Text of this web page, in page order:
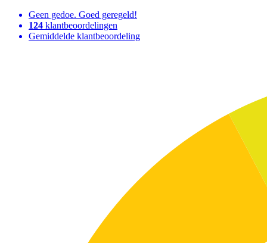
Geen gedoe. Goed geregeld!
124 klantbeoordelingen
Gemiddelde klantbeoordeling